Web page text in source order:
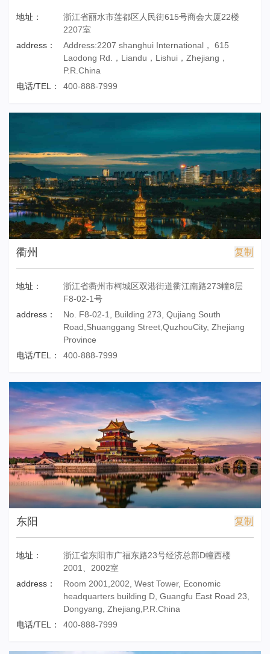
地址：
浙江省丽水市莲都区人民街615号商会大厦22楼
2207室
address：
Address:2207 shanghui International， 615
Laodong Rd.，Liandu，Lishui，Zhejiang，
P.R.China
电话/TEL：
400-888-7999
衢州 复制
地址：
浙江省衢州市柯城区双港街道衢江南路273幢8层
F8-02-1号
address：
No. F8-02-1, Building 273, Qujiang South
Road,Shuanggang Street,QuzhouCity, Zhejiang
Province
电话/TEL：
400-888-7999
东阳 复制
地址：
浙江省东阳市广福东路23号经济总部D幢西楼
2001、2002室
address：
Room 2001,2002, West Tower, Economic
headquarters building D, Guangfu East Road 23,
Dongyang, Zhejiang,P.R.China
电话/TEL：
400-888-7999